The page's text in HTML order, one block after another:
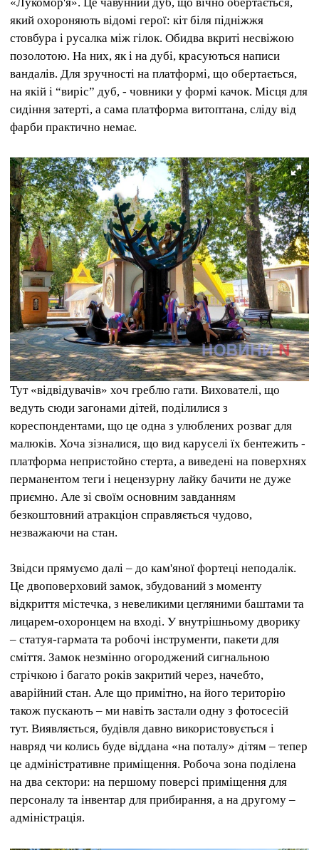
який охороняють відомі герої: кіт біля підніжжя
стовбура і русалка між гілок. Обидва вкриті несвіжою
позолотою. На них, як і на дубі, красуються написи
вандалів. Для зручності на платформі, що обертається,
на якій і “виріс” дуб, - човники у формі качок. Місця для
сидіння затерті, а сама платформа витоптана, сліду від
фарби практично немає.
Тут «відвідувачів» хоч греблю гати. Вихователі, що
ведуть сюди загонами дітей, поділилися з
кореспондентами, що це одна з улюблених розваг для
малюків. Хоча зізналися, що вид каруселі їх бентежить -
платформа непристойно стерта, а виведені на поверхнях
перманентом теги і нецензурну лайку бачити не дуже
приємно. Але зі своїм основним завданням
безкоштовний атракціон справляється чудово,
незважаючи на стан.
Звідси прямуємо далі – до кам'яної фортеці неподалік.
Це двоповерховий замок, збудований з моменту
відкриття містечка, з невеликими цегляними баштами та
лицарем-охоронцем на вході. У внутрішньому дворику
– статуя-гармата та робочі інструменти, пакети для
сміття. Замок незмінно огороджений сигнальною
стрічкою і багато років закритий через, начебто,
аварійний стан. Але що примітно, на його територію
також пускають – ми навіть застали одну з фотосесій
тут. Виявляється, будівля давно використовується і
навряд чи колись буде віддана «на поталу» дітям – тепер
це адміністративне приміщення. Робоча зона поділена
на два сектори: на першому поверсі приміщення для
персоналу та інвентар для прибирання, а на другому –
адміністрація.